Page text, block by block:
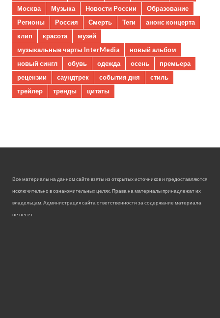
Москва
Музыка Новости России
Образование
Регионы
Россия Смерть Теги
анонс концерта
клип
красота
музей
музыкальные чарты InterMedia
новый альбом
новый сингл
обувь одежда осень
премьера
рецензии
саундтрек события дня
стиль
трейлер
тренды цитаты
Все материалы на данном сайте взяты из открытых источников и предоставляются
исключительно в ознакомительных целях. Права на материалы принадлежат их
владельцам. Администрация сайта ответственности за содержание материала
не несет.